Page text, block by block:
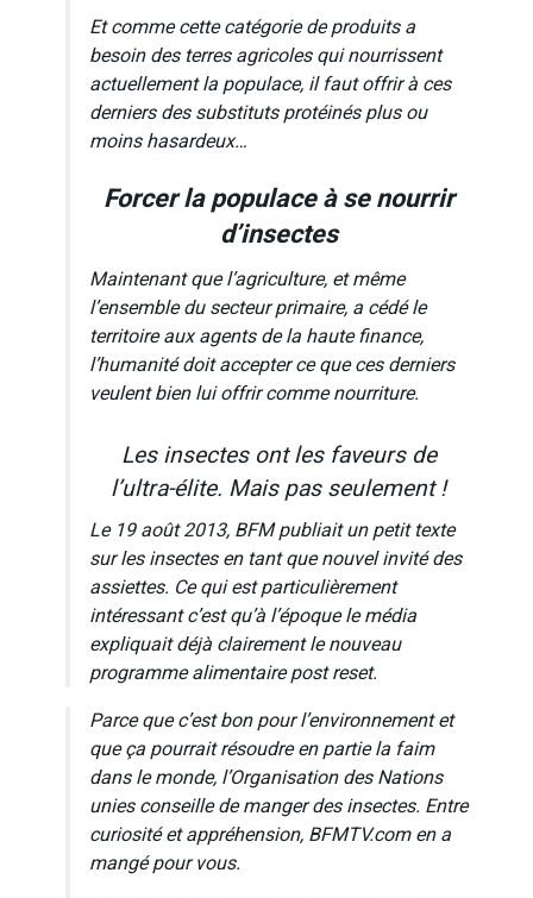
Et comme cette catégorie de produits a
besoin des terres agricoles qui nourrissent
actuellement la populace, il faut offrir à ces
derniers des substituts protéinés plus ou
moins hasardeux…
Forcer la populace à se nourrir
d’insectes
Maintenant que l’agriculture, et même
l’ensemble du secteur primaire, a cédé le
territoire aux agents de la haute finance,
l’humanité doit accepter ce que ces derniers
veulent bien lui offrir comme nourriture.
Les insectes ont les faveurs de
l’ultra-élite. Mais pas seulement !
Le 19 août 2013, BFM publiait un petit texte
sur les insectes en tant que nouvel invité des
assiettes. Ce qui est particulièrement
intéressant c’est qu’à l’époque le média
expliquait déjà clairement le nouveau
programme alimentaire post reset.
Parce que c’est bon pour l’environnement et
que ça pourrait résoudre en partie la faim
dans le monde, l’Organisation des Nations
unies conseille de manger des insectes. Entre
curiosité et appréhension, BFMTV.com en a
mangé pour vous.